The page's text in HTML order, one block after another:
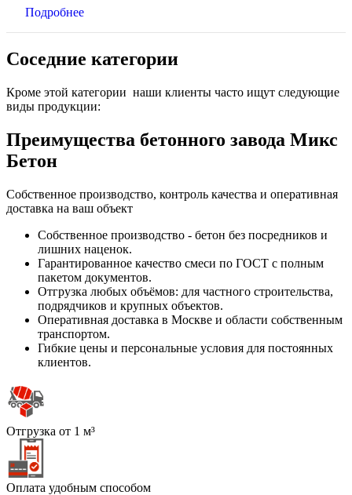
Подробнее
Соседние категории
Кроме этой категории наши клиенты часто ищут следующие
виды продукции:
Преимущества бетонного завода Микс
Бетон
Собственное производство, контроль качества и оперативная
доставка на ваш объект
Собственное производство - бетон без посредников и
лишних наценок.
Гарантированное качество смеси по ГОСТ с полным
пакетом документов.
Отгрузка любых объёмов: для частного строительства,
подрядчиков и крупных объектов.
Оперативная доставка в Москве и области собственным
транспортом.
Гибкие цены и персональные условия для постоянных
клиентов.
Отгрузка от 1 м³
Оплата удобным способом